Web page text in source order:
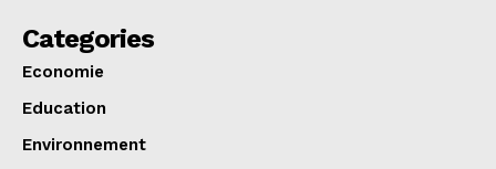
Categories
Economie
Education
Environnement